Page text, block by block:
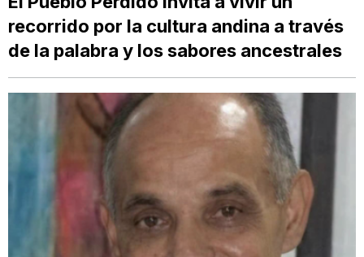
recorrido por la cultura andina a través
de la palabra y los sabores ancestrales